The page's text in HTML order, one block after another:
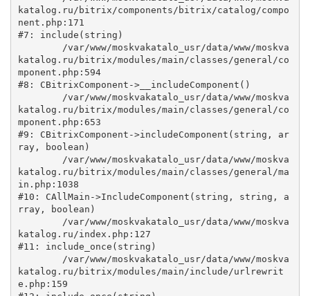
katalog.ru/bitrix/components/bitrix/catalog/compo
nent.php:171
#7: include(string)
katalog.ru/bitrix/modules/main/classes/general/co
mponent.php:594
#8: CBitrixComponent->__includeComponent()
katalog.ru/bitrix/modules/main/classes/general/co
mponent.php:653
#9: CBitrixComponent->includeComponent(string, ar
ray, boolean)
katalog.ru/bitrix/modules/main/classes/general/ma
in.php:1038
#10: CAllMain->IncludeComponent(string, string, a
rray, boolean)
katalog.ru/index.php:127
#11: include_once(string)
katalog.ru/bitrix/modules/main/include/urlrewrit
e.php:159